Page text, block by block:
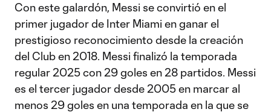
Con este galardón, Messi se convirtió en el
primer jugador de Inter Miami en ganar el
prestigioso reconocimiento desde la creación
del Club en 2018. Messi finalizó la temporada
regular 2025 con 29 goles en 28 partidos. Messi
es el tercer jugador desde 2005 en marcar al
menos 29 goles en una temporada en la que se